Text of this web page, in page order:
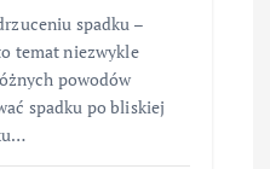
spadku –
temat niezwykle
powodów
spadku po bliskiej